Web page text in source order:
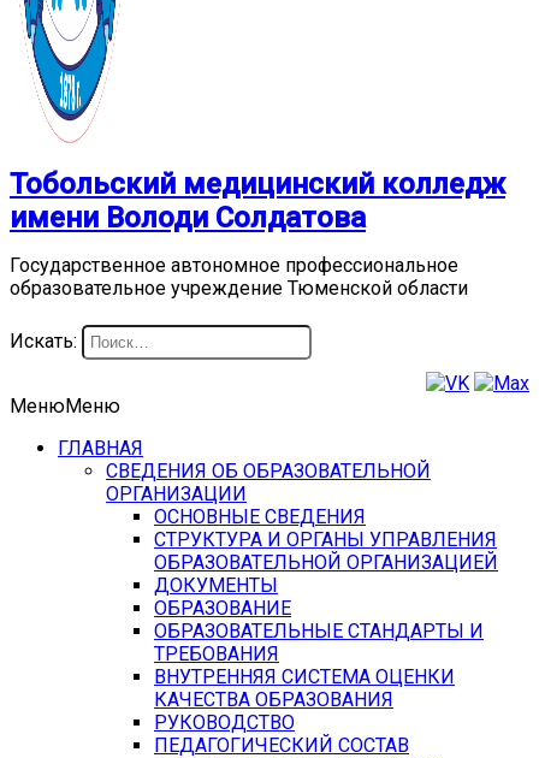
Тобольский медицинский колледж
имени Володи Солдатова
Государственное автономное профессиональное
образовательное учреждение Тюменской области
Искать:
МенюМеню
ГЛАВНАЯ
СВЕДЕНИЯ ОБ ОБРАЗОВАТЕЛЬНОЙ
ОРГАНИЗАЦИИ
ОСНОВНЫЕ СВЕДЕНИЯ
СТРУКТУРА И ОРГАНЫ УПРАВЛЕНИЯ
ОБРАЗОВАТЕЛЬНОЙ ОРГАНИЗАЦИЕЙ
ДОКУМЕНТЫ
ОБРАЗОВАНИЕ
ОБРАЗОВАТЕЛЬНЫЕ СТАНДАРТЫ И
ТРЕБОВАНИЯ
ВНУТРЕННЯЯ СИСТЕМА ОЦЕНКИ
КАЧЕСТВА ОБРАЗОВАНИЯ
РУКОВОДСТВО
ПЕДАГОГИЧЕСКИЙ СОСТАВ